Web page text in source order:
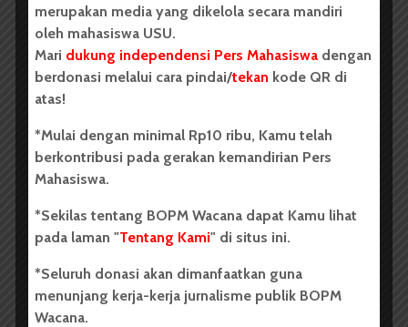
Ayua bersungut pelan. Kalau dihitung ini sudah ke lima
kalinya dia marah-marah tidak jelas hari ini. Entah
kenapa mood-nya mudah sekali berubah akhir-akhir
ini. Ah bukan, rasanya sejak minggu-minggu kemarin,
atau bulan-bulan kemarin? Yang pasti sudah lama.
mudah sekali marah.
Sedikit saja ada yang tidak mengenakkan hatinya,
disetrikalah, sepatu yang belum disemirlah, bath up­
yang tidak terisi air hangatlah. Semuanya akan
membuatnya marah. Yang kasihan tentu saja
pembantu rumahnya, Yu’Irah, setiap hari harus
menelan semua kemarahan Ayua.
merupakan media yang dikelola secara mandiri
oleh mahasiswa USU.
Mari dukung independensi Pers Mahasiswa dengan
berdonasi melalui cara pindai/tekan kode QR di
atas!
*Mulai dengan minimal Rp10 ribu, Kamu telah
berkontribusi pada gerakan kemandirian Pers
Mahasiswa.
*Sekilas tentang BOPM Wacana dapat Kamu lihat
pada laman "Tentang Kami" di situs ini.
*Seluruh donasi akan dimanfaatkan guna
menunjang kerja-kerja jurnalisme publik BOPM
Wacana.